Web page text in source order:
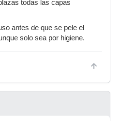
todas las capas
antes de que se pele el
solo sea por higiene.